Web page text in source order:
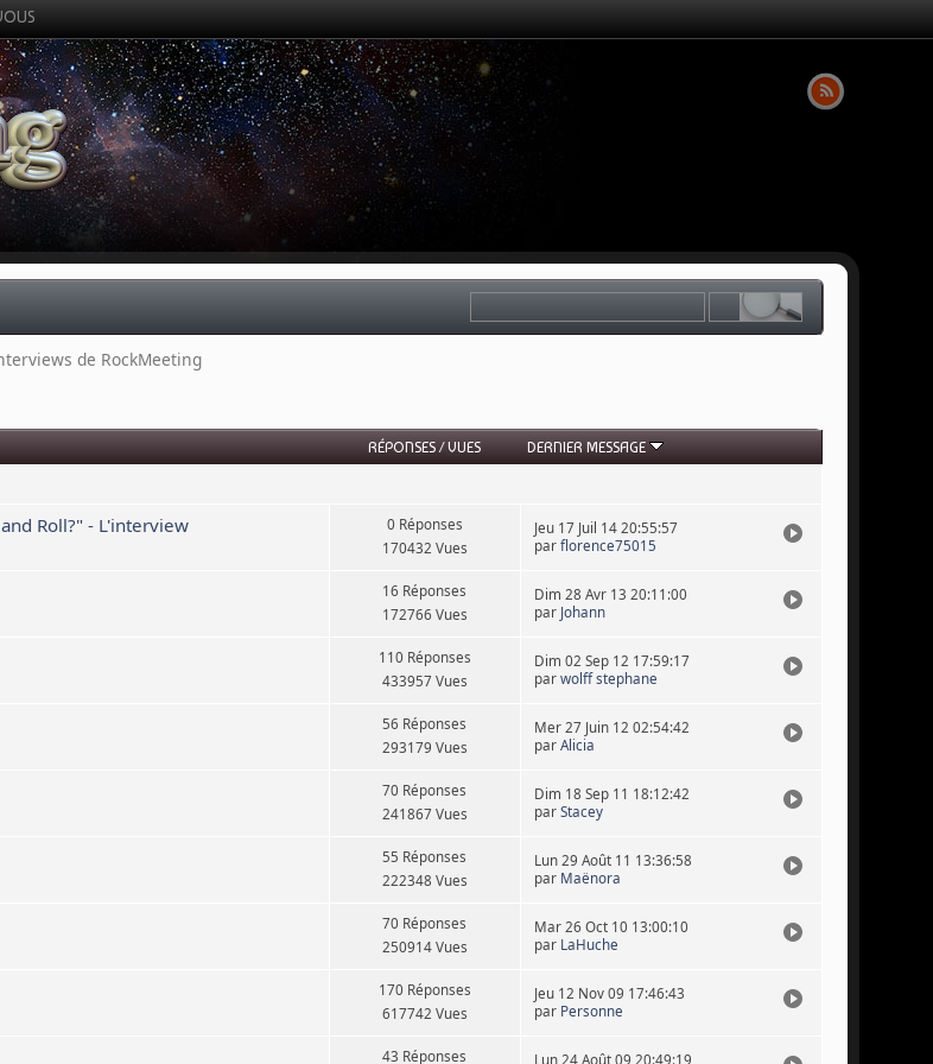
de RockMeeting
RÉPONSES/VUES DERNIER MESSAGE
Roll?" - L'interview
0 Réponses
170432 Vues
Jeu 17 Juil 14 20:55:57
parflorence75015
16 Réponses
172766 Vues
Dim 28 Avr 13 20:11:00
par Johann
110 Réponses
433957 Vues
Dim 02 Sep 12 17:59:17
parwolff stephane
56 Réponses
293179 Vues
Mer 27 Juin 12 02:54:42
parAlicia
70 Réponses
241867 Vues
Dim 18 Sep 11 18:12:42
parStacey
55 Réponses
222348 Vues
Lun 29 Août 11 13:36:58
par Maënora
70 Réponses
250914 Vues
Mar 26 Oct 10 13:00:10
par LaHuche
170 Réponses
617742 Vues
Jeu 12 Nov 09 17:46:43
par Personne
43 Réponses Lun 24 Août 09 20:49:19